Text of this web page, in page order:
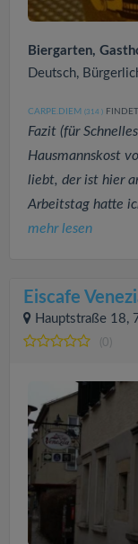
Biergarten,
Deutsch,
CARPE.DIEM (314 )
Fazit (für
Hausmannskost
liebt, der ist hier
Arbeitstag hatte
mehr lesen
Eiscafe
Hauptstraße 18,
(0)